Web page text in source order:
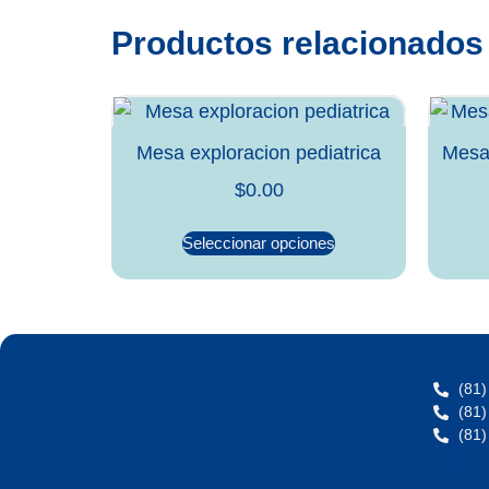
Productos relacionados
Mesa exploracion pediatrica
$0.00
Seleccionar opciones